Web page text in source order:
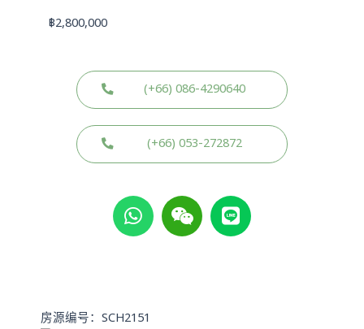
฿2,800,000
(+66) 086-4290640
(+66) 053-272872
W
h
a
p
W
e
i
L
i
n
房源编号：SCH2151